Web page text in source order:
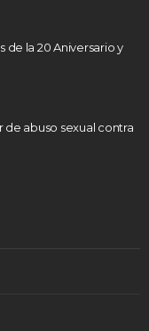
de la 20 Aniversario y
abuso sexual contra